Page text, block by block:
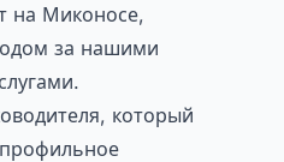
на Миконосе,
за нашими
который